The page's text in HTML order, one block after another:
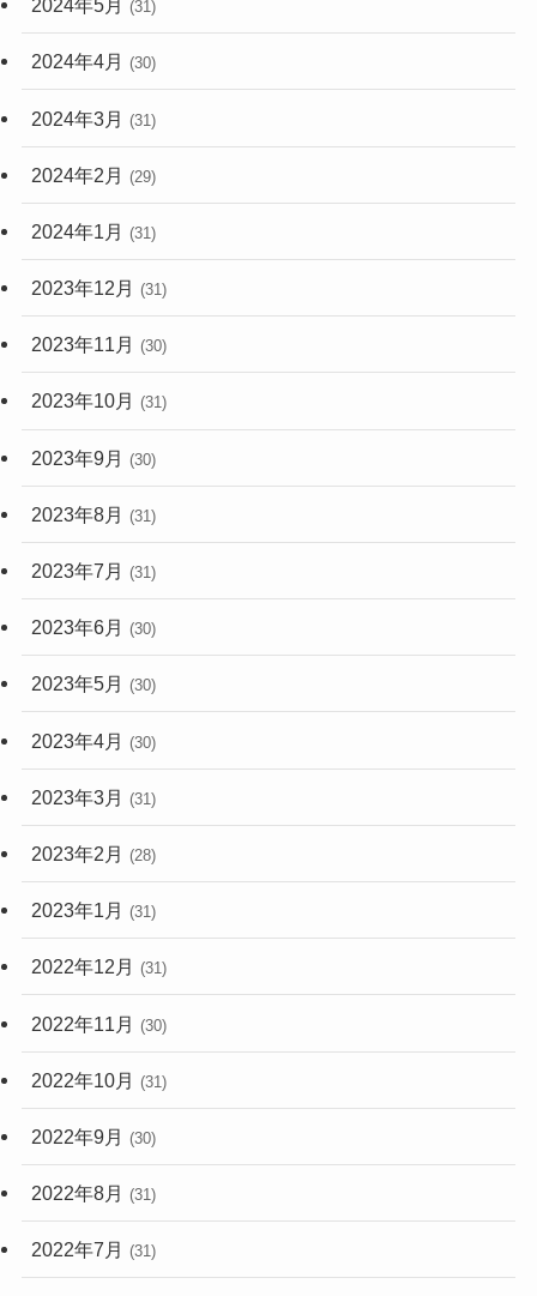
2024年5月 (31)
2024年4月 (30)
2024年3月 (31)
2024年2月 (29)
2024年1月 (31)
2023年12月 (31)
2023年11月 (30)
2023年10月 (31)
2023年9月 (30)
2023年8月 (31)
2023年7月 (31)
2023年6月 (30)
2023年5月 (30)
2023年4月 (30)
2023年3月 (31)
2023年2月 (28)
2023年1月 (31)
2022年12月 (31)
2022年11月 (30)
2022年10月 (31)
2022年9月 (30)
2022年8月 (31)
2022年7月 (31)